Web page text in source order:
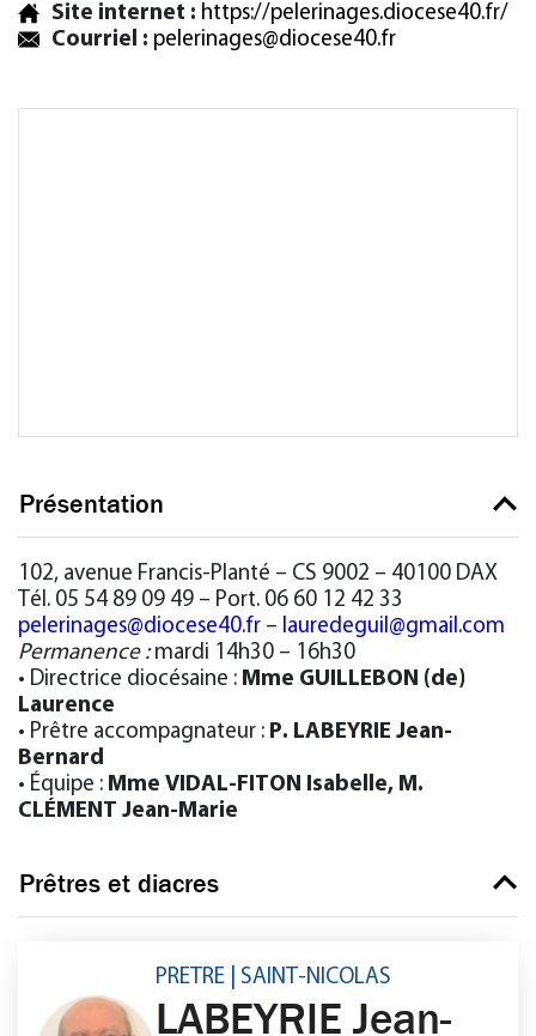
Site internet : https://pelerinages.diocese40.fr/
Courriel : pelerinages@diocese40.fr
Présentation
102, avenue Francis-Planté – CS 9002 – 40100 DAX
Tél. 05 54 89 09 49 – Port. 06 60 12 42 33
pelerinages@diocese40.fr – lauredeguil@gmail.com
Permanence :mardi 14h30 – 16h30
• Directrice diocésaine : Mme GUILLEBON (de)
Laurence
• Prêtre accompagnateur : P. LABEYRIE Jean-
Bernard
• Équipe : Mme VIDAL-FITON Isabelle, M.
CLÉMENT Jean-Marie
Prêtres et diacres
PRETRE | SAINT-NICOLAS
LABEYRIE Jean-